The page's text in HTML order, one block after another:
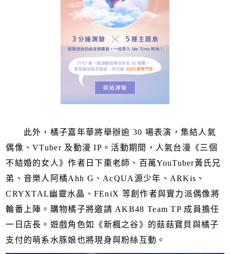
此外，橘子嘉年華將舉辦逾 30 場表演，集結人氣
偶像、VTuber 及動漫 IP。活動期間，人氣台漫《三個
不結婚的女人》作者日下棗老師、百萬YouTuber黃氏兄
弟、音樂人阿橘Ahh G、AcQUA源少年、ARKis、
CRYXTAL幽靈水晶、FEniX 等創作者與實力派偶像將
輪番上陣。購物橘子將邀請 AKB48 Team TP 成員擔任
一日店長。遊戲角色如《新楓之谷》的菇菇寶貝與橘子
支付的萌系水豚娘也將現身與粉絲互動。